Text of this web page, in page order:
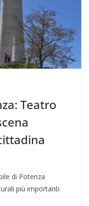
Teatro
di Potenza
più importanti